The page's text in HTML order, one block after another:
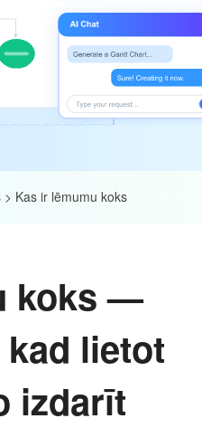
> Kas ir lēmumu koks
koks —
lietot
izdarīt